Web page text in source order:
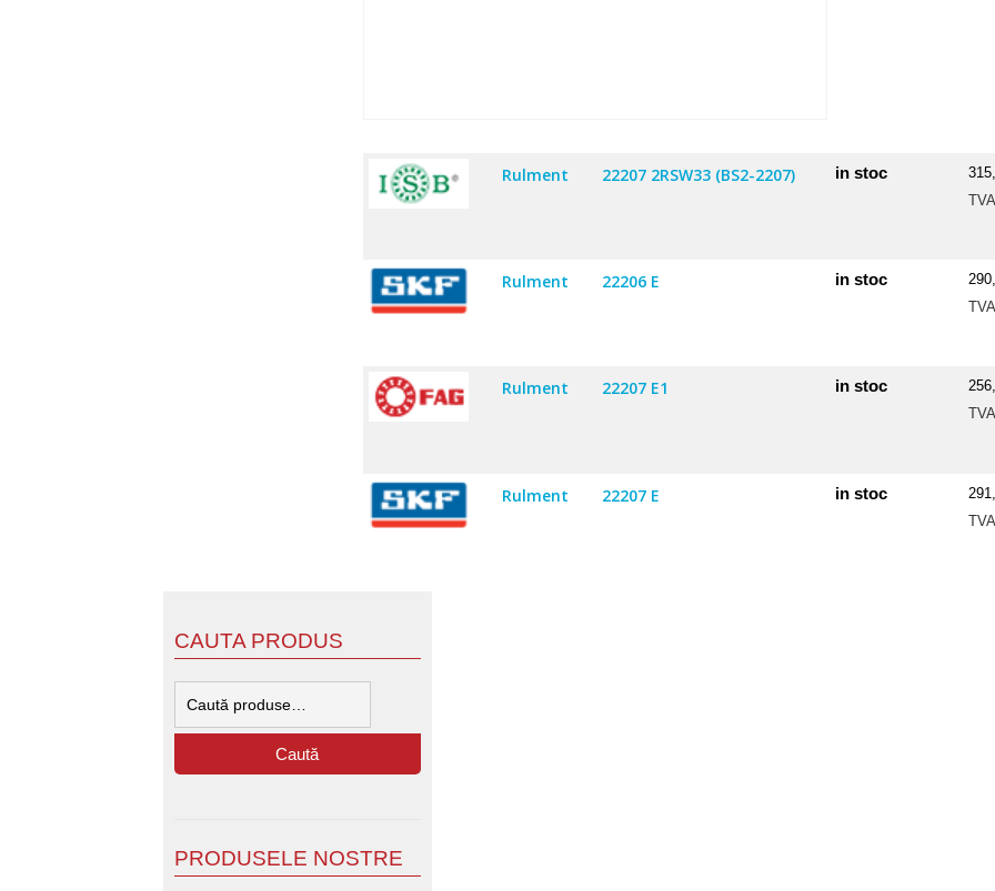
Rulment 22207 2RSW33 (BS2-2207) in stoc
TVA
Rulment 22206 E in stoc
TVA
Rulment 22207 E1 in stoc
TVA
Rulment 22207 E in stoc
TVA
CAUTA PRODUS
Caută
PRODUSELE NOSTRE